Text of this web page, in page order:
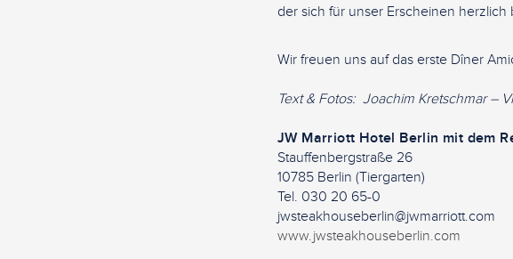
der sich für unser Erscheinen
Wir freuen uns auf das erste Dîner
Text & Fotos: Joachim Kretschmar –
JW Marriott Hotel Berlin mit dem
Stauffenbergstraße 26
10785 Berlin (Tiergarten)
Tel. 030 20 65-0
jwsteakhouseberlin@jwmarriott.com
www.jwsteakhouseberlin.com